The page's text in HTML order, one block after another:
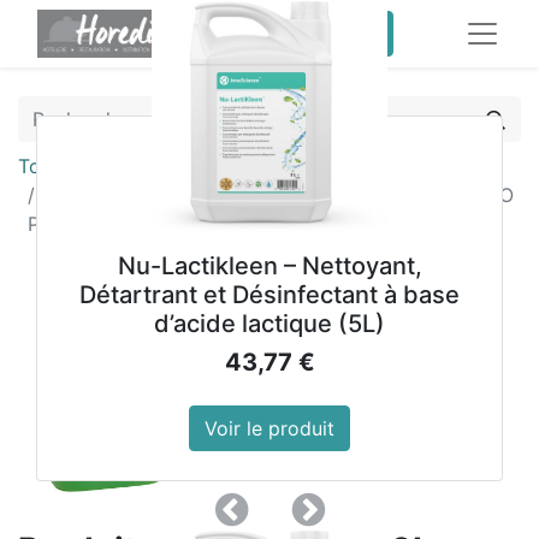
service client pro
Tous les produits
Produit de rinçage 2x10L STARBRIGHT FX ANGELO
PO
Nu-Lactikleen – Nettoyant,
Détartrant et Désinfectant à base
d’acide lactique (5L)
43,77 €
Voir le produit
PrécedentSuivant